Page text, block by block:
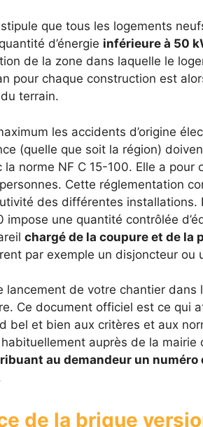
que tous les logements
d’énergie inférieure à 50
de la zone dans laquelle le
pour chaque construction est
terrain.
les accidents d’origine
(quelle que soit la région)
la norme NF C 15-100. Elle a pour
Cette réglementation
des différentes
impose une quantité contrôlée
chargé de la coupure et de la
par exemple un disjoncteur
lancement de votre chantier dans
Ce document officiel est ce qui
bel et bien aux critères et aux
habituellement auprès de la
au demandeur un numéro
de la brique